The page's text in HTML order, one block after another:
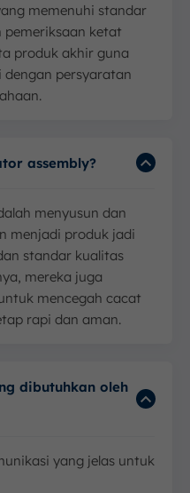
memenuhi standar
pemeriksaan ketat
produk akhir guna
dengan persyaratan
assembly?
menyusun dan
menjadi produk jadi
standar kualitas
mereka juga
mencegah cacat
rapi dan aman.
dibutuhkan oleh
yang jelas untuk